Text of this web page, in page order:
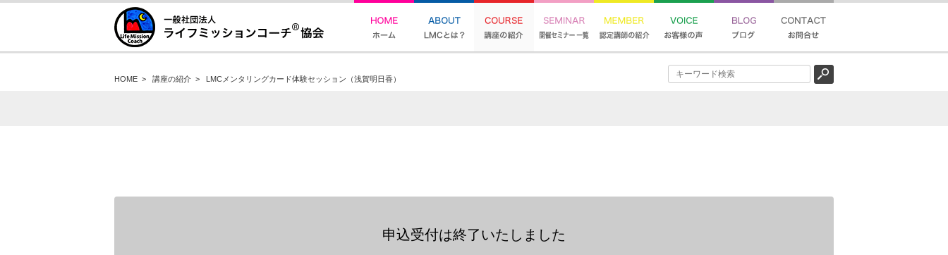
HOME > 講座の紹介 > LMCメンタリングカード体験セッション（浅賀明日香）
申込受付は終了いたしました